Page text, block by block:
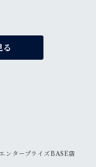
る
ンタープライズBASE店